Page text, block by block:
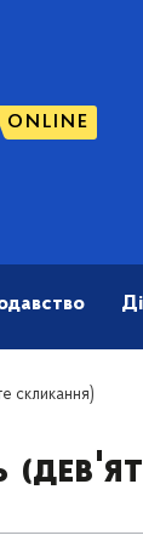
ONLINE
скликання)